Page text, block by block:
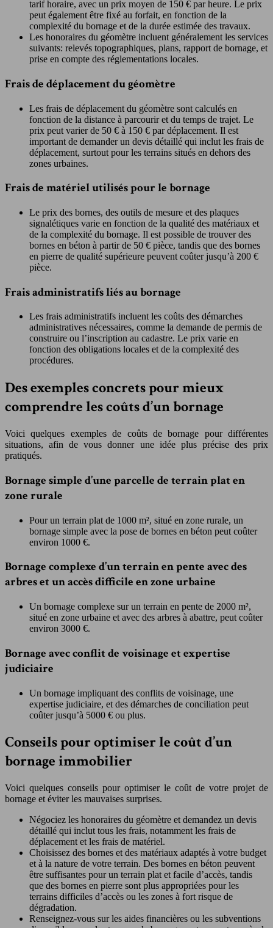
tarif horaire, avec un prix moyen de 150 € par heure. Le prix
peut également être fixé au forfait, en fonction de la
complexité du bornage et de la durée estimée des travaux.
Les honoraires du géomètre incluent généralement les services
suivants: relevés topographiques, plans, rapport de bornage, et
prise en compte des réglementations locales.
Frais de déplacement du géomètre
Les frais de déplacement du géomètre sont calculés en
fonction de la distance à parcourir et du temps de trajet. Le
prix peut varier de 50 € à 150 € par déplacement. Il est
important de demander un devis détaillé qui inclut les frais de
déplacement, surtout pour les terrains situés en dehors des
zones urbaines.
Frais de matériel utilisés pour le bornage
Le prix des bornes, des outils de mesure et des plaques
signalétiques varie en fonction de la qualité des matériaux et
de la complexité du bornage. Il est possible de trouver des
bornes en béton à partir de 50 € pièce, tandis que des bornes
en pierre de qualité supérieure peuvent coûter jusqu’à 200 €
pièce.
Frais administratifs liés au bornage
Les frais administratifs incluent les coûts des démarches
administratives nécessaires, comme la demande de permis de
construire ou l’inscription au cadastre. Le prix varie en
fonction des obligations locales et de la complexité des
procédures.
Des exemples concrets pour mieux
comprendre les coûts d’un bornage
Voici quelques exemples de coûts de bornage pour différentes
situations, afin de vous donner une idée plus précise des prix
pratiqués.
Bornage simple d’une parcelle de terrain plat en
zone rurale
Pour un terrain plat de 1000 m², situé en zone rurale, un
bornage simple avec la pose de bornes en béton peut coûter
environ 1000 €.
Bornage complexe d’un terrain en pente avec des
arbres et un accès difficile en zone urbaine
Un bornage complexe sur un terrain en pente de 2000 m²,
situé en zone urbaine et avec des arbres à abattre, peut coûter
environ 3000 €.
Bornage avec conflit de voisinage et expertise
judiciaire
Un bornage impliquant des conflits de voisinage, une
expertise judiciaire, et des démarches de conciliation peut
coûter jusqu’à 5000 € ou plus.
Conseils pour optimiser le coût d’un
bornage immobilier
Voici quelques conseils pour optimiser le coût de votre projet de
bornage et éviter les mauvaises surprises.
Négociez les honoraires du géomètre et demandez un devis
détaillé qui inclut tous les frais, notamment les frais de
déplacement et les frais de matériel.
Choisissez des bornes et des matériaux adaptés à votre budget
et à la nature de votre terrain. Des bornes en béton peuvent
être suffisantes pour un terrain plat et facile d’accès, tandis
que des bornes en pierre sont plus appropriées pour les
terrains difficiles d’accès ou les zones à fort risque de
dégradation.
Renseignez-vous sur les aides financières ou les subventions